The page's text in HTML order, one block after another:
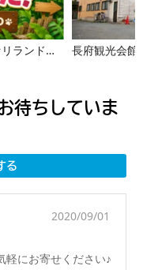
秋吉台自然動物公園サファリランドへ行ってみた【ママアンバサダーえりりん】 長府観光会館
待ちしていま
る
2020/09/01
軽にお寄せください♪